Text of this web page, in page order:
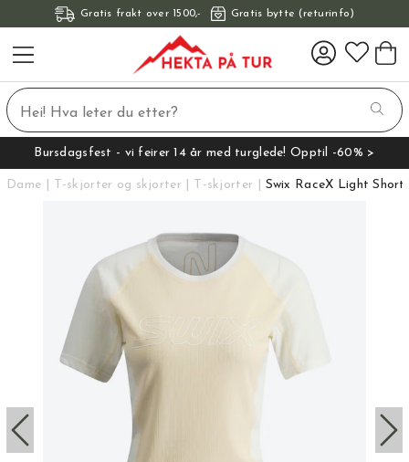
Gratis frakt over 1500,- Gratis bytte (returinfo)
Bursdagsfest - vi feirer 14 år med turglede! Opptil -60% >
Dame T-skjorter og skjorter T-skjorter Swix RaceX Light Short